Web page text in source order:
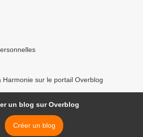
Harmonie sur le portail Overblog
un blog sur Overblog
Créer un blog